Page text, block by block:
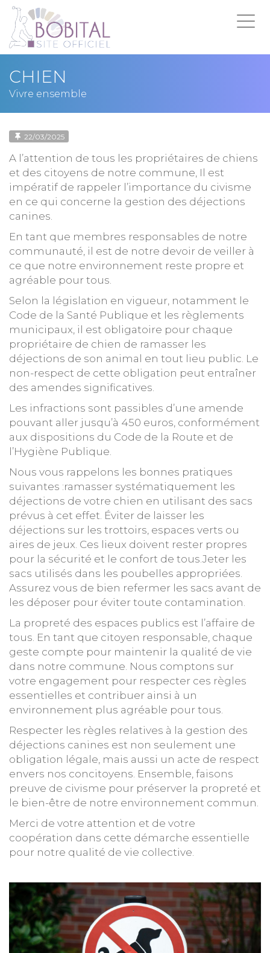
CHIEN
Vivre ensemble
22/03/2025
A l’attention de tous les propriétaires de chiens
et des citoyens de notre commune, Il est
impératif de rappeler l’importance du civisme
en ce qui concerne la gestion des déjections
canines.
En tant que membres responsables de notre
communauté, il est de notre devoir de veiller à
ce que notre environnement reste propre et
agréable pour tous.
Selon la législation en vigueur, notamment le
Code de la Santé Publique et les règlements
municipaux, il est obligatoire pour chaque
propriétaire de chien de ramasser les
déjections de son animal en tout lieu public. Le
non-respect de cette obligation peut entraîner
des amendes significatives.
Les infractions sont passibles d’une amende
pouvant aller jusqu’à 450 euros, conformément
aux dispositions du Code de la Route et de
l’Hygiène Publique.
Nous vous rappelons les bonnes pratiques
suivantes :ramasser systématiquement les
déjections de votre chien en utilisant des sacs
prévus à cet effet. Éviter de laisser les
déjections sur les trottoirs, espaces verts ou
aires de jeux. Ces lieux doivent rester propres
pour la sécurité et le confort de tous.Jeter les
sacs utilisés dans les poubelles appropriées.
Assurez vous de bien refermer les sacs avant de
les déposer pour éviter toute contamination.
La propreté des espaces publics est l’affaire de
tous. En tant que citoyen responsable, chaque
geste compte pour maintenir la qualité de vie
dans notre commune. Nous comptons sur
votre engagement pour respecter ces règles
essentielles et contribuer ainsi à un
environnement plus agréable pour tous.
Respecter les règles relatives à la gestion des
déjections canines est non seulement une
obligation légale, mais aussi un acte de respect
envers nos concitoyens. Ensemble, faisons
preuve de civisme pour préserver la propreté et
le bien-être de notre environnement commun.
Merci de votre attention et de votre
coopération dans cette démarche essentielle
pour notre qualité de vie collective.